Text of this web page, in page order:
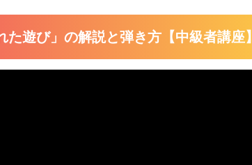
た遊び」の解説と弾き方【中級者講座】